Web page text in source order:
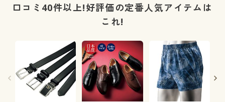
口コミ40件以上!好評価の定番人気アイテムは
これ!